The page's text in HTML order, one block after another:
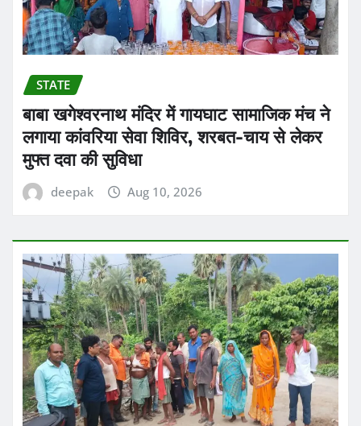
STATE
बाबा खगेश्वरनाथ मंदिर में गायघाट सामाजिक मंच ने
लगाया कांवरिया सेवा शिविर, शरबत-चाय से लेकर
मुफ्त दवा की सुविधा
deepak Aug 10, 2026